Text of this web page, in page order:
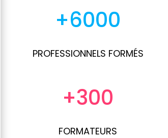
+6000
PROFESSIONNELS FORMÉS
+300
FORMATEURS